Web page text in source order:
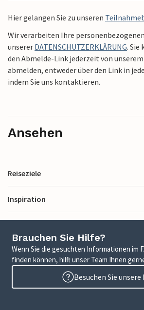
Hier gelangen Sie zu unseren
Wir verarbeiten Ihre
unserer DATENSCHUTZERKLÄRUNG. Sie
den Abmelde-Link jederzeit von
abmelden, entweder über den Link in
indem Sie uns kontaktieren.
Ansehen
Reiseziele
Inspiration
Brauchen Sie Hilfe?
Wenn Sie die gesuchten Informationen im
finden können, hilft unser Team Ihnen
Besuchen Sie unsere